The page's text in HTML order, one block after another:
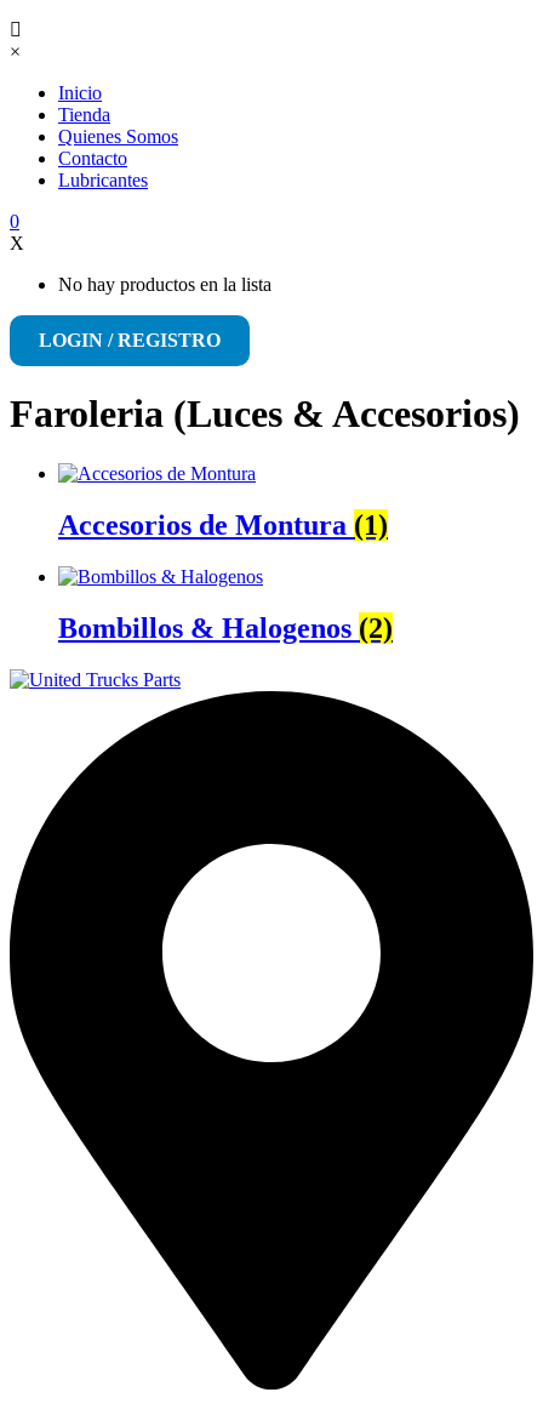
×
Inicio
Tienda
Quienes Somos
Contacto
Lubricantes
0
X
No hay productos en la lista
LOGIN / REGISTRO
Faroleria (Luces & Accesorios)
Accesorios de Montura (1)
Bombillos & Halogenos (2)